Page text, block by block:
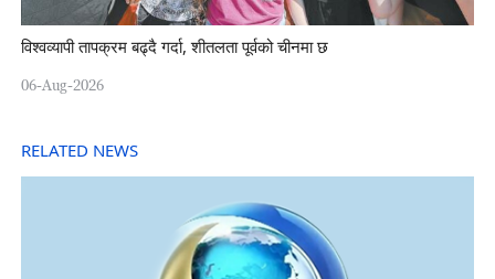
विश्वव्यापी तापक्रम बढ्दै गर्दा, शीतलता पूर्वको चीनमा छ
06-Aug-2026
RELATED NEWS